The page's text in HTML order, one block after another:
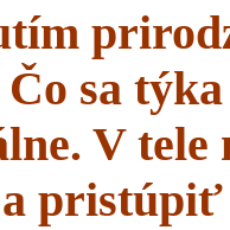
sa
V tele
pristúpiť